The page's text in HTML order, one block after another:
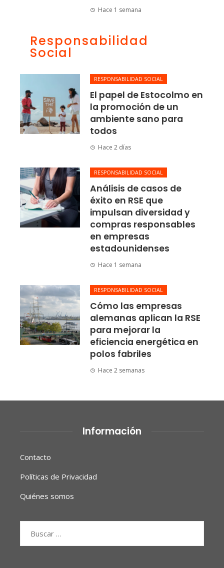
Hace 1 semana
Responsabilidad
Social
RESPONSABILIDAD SOCIAL
El papel de Estocolmo en
la promoción de un
ambiente sano para
todos
Hace 2 días
RESPONSABILIDAD SOCIAL
Análisis de casos de
éxito en RSE que
impulsan diversidad y
compras responsables
en empresas
estadounidenses
Hace 1 semana
RESPONSABILIDAD SOCIAL
Cómo las empresas
alemanas aplican la RSE
para mejorar la
eficiencia energética en
polos fabriles
Hace 2 semanas
Información
Contacto
Políticas de Privacidad
Quiénes somos